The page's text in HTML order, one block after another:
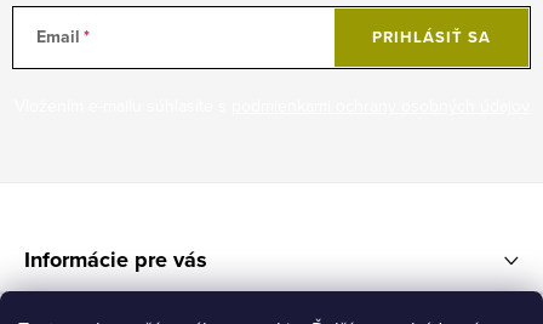
Email PRIHLÁSIŤ SA
p
Informácie pre vás